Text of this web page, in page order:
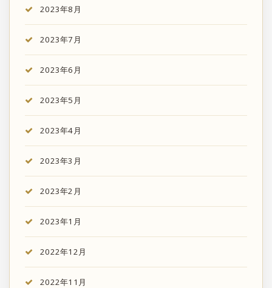
2023年8月
2023年7月
2023年6月
2023年5月
2023年4月
2023年3月
2023年2月
2023年1月
2022年12月
2022年11月